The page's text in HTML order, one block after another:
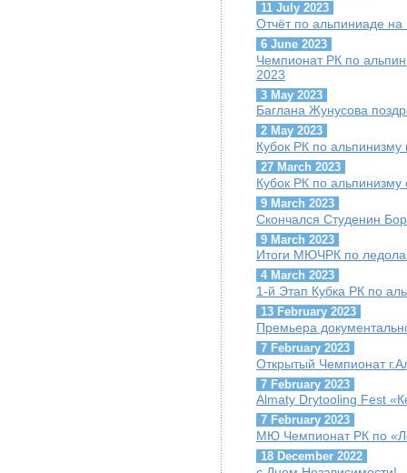
11 July 2023
Отчёт по альпиниаде
6 June 2023
Чемпионат РК по
2023
3 May 2023
Баглана Жунусова
2 May 2023
Кубок РК по альпинизму
27 March 2023
Кубок РК по альпинизму
9 March 2023
Скончался Студенин
9 March 2023
Итоги МЮЧРК по
4 March 2023
1-й Этап Кубка РК по
13 February 2023
Премьера
7 February 2023
Открытый Чемпионат
7 February 2023
Almaty Drytooling Fest
7 February 2023
МЮ Чемпионат РК по
18 December 2022